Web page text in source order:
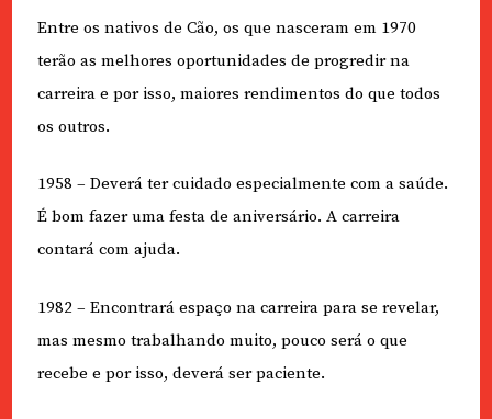
Entre os nativos de Cão, os que nasceram em 1970
terão as melhores oportunidades de progredir na
carreira e por isso, maiores rendimentos do que todos
os outros.
1958 – Deverá ter cuidado especialmente com a saúde.
É bom fazer uma festa de aniversário. A carreira
contará com ajuda.
1982 – Encontrará espaço na carreira para se revelar,
mas mesmo trabalhando muito, pouco será o que
recebe e por isso, deverá ser paciente.